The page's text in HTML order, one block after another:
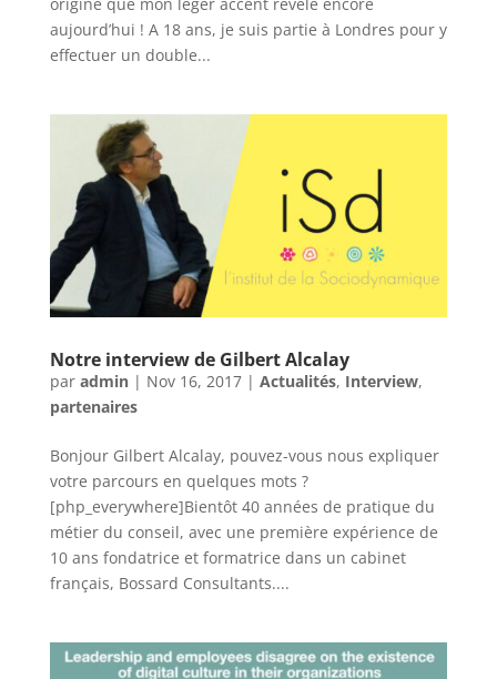
aujourd’hui ! A 18 ans, je suis partie à Londres pour y
effectuer un double...
Notre interview de Gilbert Alcalay
par admin| Nov 16, 2017| Actualités, Interview,
partenaires
Bonjour Gilbert Alcalay, pouvez-vous nous expliquer
votre parcours en quelques mots ?
[php_everywhere]Bientôt 40 années de pratique du
métier du conseil, avec une première expérience de
10 ans fondatrice et formatrice dans un cabinet
français, Bossard Consultants....